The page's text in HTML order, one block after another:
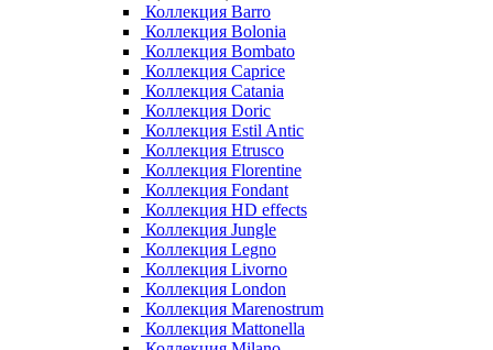
Коллекция Barro
Коллекция Bolonia
Коллекция Bombato
Коллекция Caprice
Коллекция Catania
Коллекция Doric
Коллекция Estil Antic
Коллекция Etrusco
Коллекция Florentine
Коллекция Fondant
Коллекция HD effects
Коллекция Jungle
Коллекция Legno
Коллекция Livorno
Коллекция London
Коллекция Marenostrum
Коллекция Mattonella